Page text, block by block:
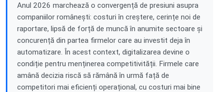
Anul 2026 marchează o convergență de presiuni asupra
companiilor românești: costuri în creștere, cerințe noi de
raportare, lipsă de forță de muncă în anumite sectoare și
concurență din partea firmelor care au investit deja în
automatizare. În acest context, digitalizarea devine o
condiție pentru menținerea competitivității. Firmele care
amână decizia riscă să rămână în urmă față de
competitori mai eficienți operațional, cu costuri mai bine